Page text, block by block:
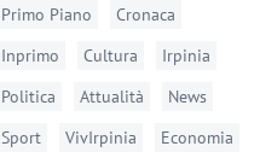
Primo Piano
Cronaca
Inprimo
Cultura
Irpinia
Politica
Attualità
News
Sport
VivIrpinia
Economia